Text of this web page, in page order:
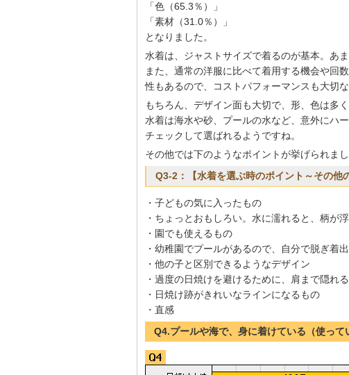
「色（65.3％）」
「素材（31.0％）」
となりました。
水着は、ジャストサイズで着るのが基本。あ
また、通常の洋服に比べて着用する機会や回
性もあるので、コストパフォーマンスも大切な
もちろん、デザイン面も大切で、形、色は多
水着は海水や砂、プールの水など、意外にハ
チェックして選ばれるようですね。
その他では下のようなポイントが挙げられまし
Q3-2：【水着を選ぶ時のポイント～その他
・子どもの気に入ったもの
・ちょっとおもしろい。水に濡れると、柄が
・園でも使えるもの
・幼稚園でプールがあるので、自分で脱ぎ着
・他の子と区別できるようなデザイン
・過度の日焼けを避けるために、肩まで隠れ
・日焼け跡がきれいなラインになるもの
・直感
Q4.プールや海で、身に着けている（使って